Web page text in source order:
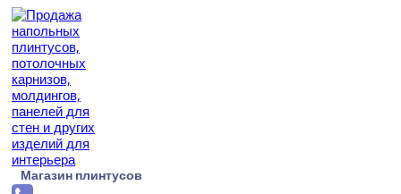
Перейти
содержимому
Магазин плинтусов